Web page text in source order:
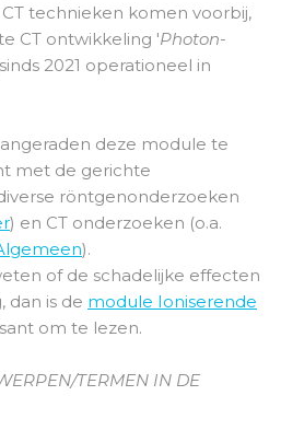
technieken komen voorbij,
CT ontwikkeling 'Photon-
2021 operationeel in
deze module te
met de gerichte
röntgenonderzoeken
) en CT onderzoeken (o.a.
).
of de schadelijke effecten
dan is de module Ioniserende
om te lezen.
TERMEN IN DE